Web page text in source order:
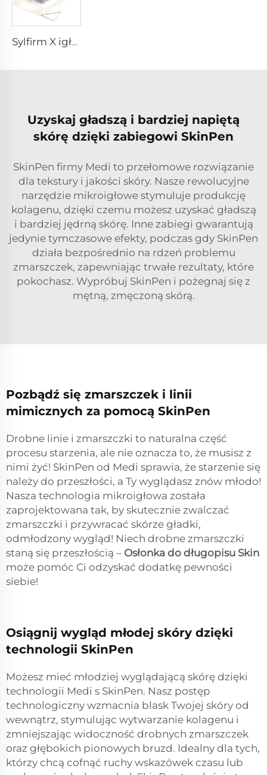
Sylfirm X igłowanie mikroigłowe końcówka rf sylfirm x XE-25 kaseton od firmy Viol
Uzyskaj gładszą i bardziej napiętą
skórę dzięki zabiegowi SkinPen
SkinPen firmy Medi to przełomowe rozwiązanie
dla tekstury i jakości skóry. Nasze rewolucyjne
narzędzie mikroigłowe stymuluje produkcję
kolagenu, dzięki czemu możesz uzyskać gładszą
i bardziej jędrną skórę. Inne zabiegi gwarantują
jedynie tymczasowe efekty, podczas gdy SkinPen
działa bezpośrednio na rdzeń problemu
zmarszczek, zapewniając trwałe rezultaty, które
pokochasz. Wypróbuj SkinPen i pożegnaj się z
mętną, zmęczoną skórą.
Pozbądź się zmarszczek i linii
mimicznych za pomocą SkinPen
Drobne linie i zmarszczki to naturalna część
procesu starzenia, ale nie oznacza to, że musisz z
nimi żyć! SkinPen od Medi sprawia, że starzenie się
należy do przeszłości, a Ty wyglądasz znów młodo!
Nasza technologia mikroigłowa została
zaprojektowana tak, by skutecznie zwalczać
zmarszczki i przywracać skórze gładki,
odmłodzony wygląd! Niech drobne zmarszczki
staną się przeszłością – Osłonka do długopisu Skin
może pomóc Ci odzyskać dodatkę pewności
siebie!
Osiągnij wygląd młodej skóry dzięki
technologii SkinPen
Możesz mieć młodziej wyglądającą skórę dzięki
technologii Medi s SkinPen. Nasz postęp
technologiczny wzmacnia blask Twojej skóry od
wewnątrz, stymulując wytwarzanie kolagenu i
zmniejszając widoczność drobnych zmarszczek
oraz głębokich pionowych bruzd. Idealny dla tych,
którzy chcą cofnąć ruchy wskazówek czasu lub